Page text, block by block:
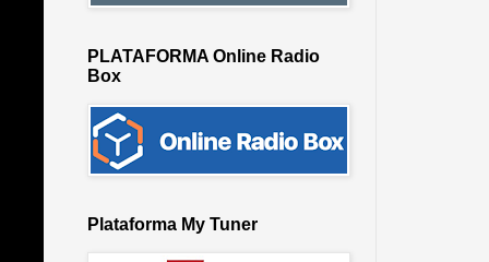
PLATAFORMA Online Radio
Box
Plataforma My Tuner